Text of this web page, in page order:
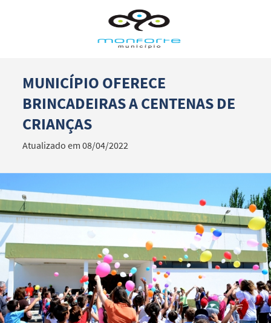
Termo de Pesquisa
Filtros
MUNICÍPIO OFERECE
BRINCADEIRAS A CENTENAS DE
CRIANÇAS
Atualizado em 08/04/2022